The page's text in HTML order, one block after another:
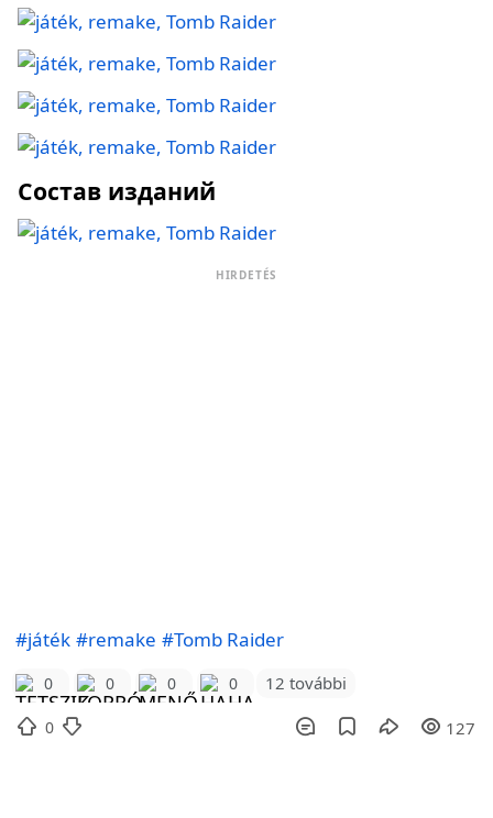
Состав изданий
HIRDETÉS
#játék #remake #Tomb Raider
0 0 0 0 12 további
0 127